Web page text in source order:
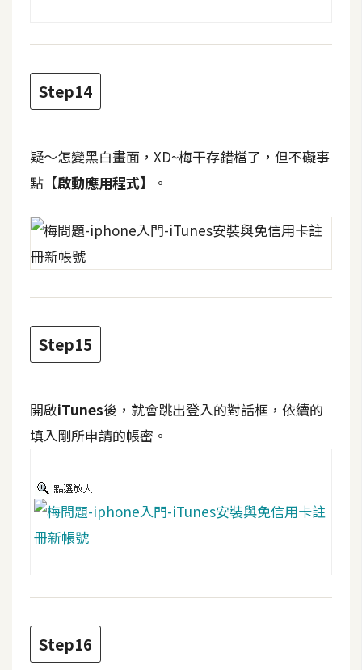
服
定
免
圖
示
費
版
型
M
A
開
箱
梅
開
發
Step14
疑～怎變黑白畫面，XD~梅干存錯檔了，但不礙事
點 【啟動應用程式】 。
Step15
開啟iTunes後，就會跳出登入的對話框，依續的
填入剛所申請的帳密。
Step16